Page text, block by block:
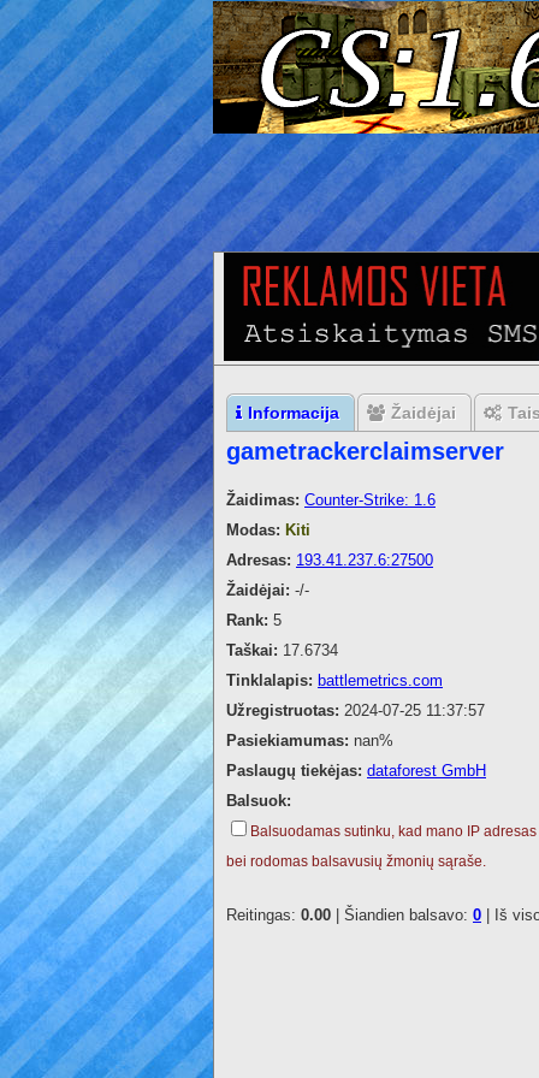
Informacija Žaidėjai
gametrackerclaimserver
Žaidimas: Counter-Strike: 1.6
Modas: Kiti
Adresas: 193.41.237.6:27500
Žaidėjai: -/-
Rank: 5
Taškai: 17.6734
Tinklalapis: battlemetrics.com
Užregistruotas: 2024-07-25 11:37:57
Pasiekiamumas: nan%
Paslaugų tiekėjas: dataforest GmbH
Balsuok:
Balsuodamas sutinku, kad mano IP
bei rodomas balsavusių žmonių sąraše.
Reitingas: 0.00 | Šiandien balsavo: 0 | Iš